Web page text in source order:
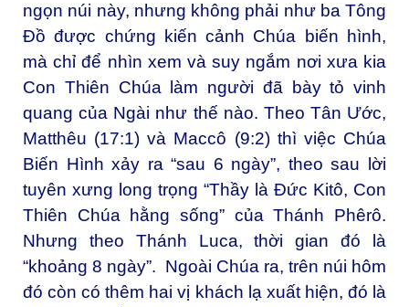
ngọn núi này, nhưng không phải như ba Tông
Đồ được chứng kiến cảnh Chúa biến hình,
mà chỉ để nhìn xem và suy ngắm nơi xưa kia
Con Thiên Chúa làm người đã bày tỏ vinh
quang của Ngài như thế nào. Theo Tân Ước,
Matthêu (17:1) và Maccô (9:2) thì việc Chúa
Biến Hình xảy ra “sau 6 ngày”, theo sau lời
tuyên xưng long trọng “Thầy là Đức Kitô, Con
Thiên Chúa hằng sống” của Thánh Phêrô.
Nhưng theo Thánh Luca, thời gian đó là
“khoảng 8 ngày”. Ngoài Chúa ra, trên núi hôm
đó còn có thêm hai vị khách lạ xuất hiện, đó là